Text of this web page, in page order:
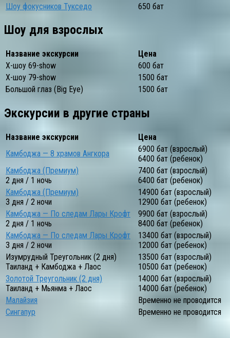
Шоу фокусников Тукседо
650 бат
Шоу для взрослых
Название экскурсии
Цена
Х-шоу 69-show
600 бат
Х-шоу 79-show
1500 бат
Большой глаз (Big Eye)
1500 бат
Экскурсии в другие страны
Название экскурсии
Цена
Камбоджа — 8 храмов Ангкора
6900 бат (взрослый)
6400 бат (ребенок)
Камбоджа (Премиум)
2 дня / 1 ночь
7400 бат (взрослый)
6400 бат (ребенок)
Камбоджа (Премиум)
3 дня / 2 ночи
14900 бат (взрослый)
12900 бат (ребенок)
Камбоджа — По следам Лары Крофт
2 дня / 1 ночь
9900 бат (взрослый)
8400 бат (ребенок)
Камбоджа — По следам Лары Крофт
3 дня / 2 ночи
13400 бат (взрослый)
12000 бат (ребенок)
Изумрудный Треугольник (2 дня)
Таиланд + Камбоджа + Лаос
13500 бат (взрослый)
10500 бат (ребенок)
Золотой Треугольник (2 дня)
Таиланд + Мьянма + Лаос
14000 бат (взрослый)
14000 бат (ребенок)
Малайзия
Временно не проводится
Сингапур
Временно не проводится